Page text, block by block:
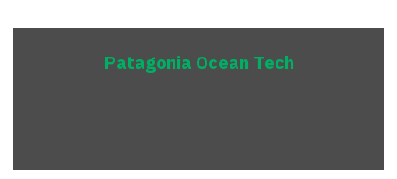
Patagonia Ocean Tech